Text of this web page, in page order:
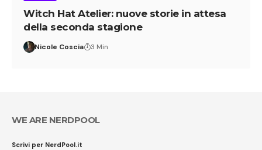
Witch Hat Atelier: nuove storie in attesa
della seconda stagione
Nicole Coscia 3 Min
WE ARE NERDPOOL
Scrivi per NerdPool.it